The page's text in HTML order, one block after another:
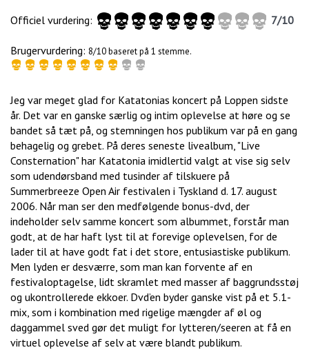
Officiel vurdering:
7/10
Brugervurdering: 8/10 baseret på 1 stemme.
Jeg var meget glad for Katatonias koncert på Loppen sidste
år. Det var en ganske særlig og intim oplevelse at høre og se
bandet så tæt på, og stemningen hos publikum var på en gang
behagelig og grebet. På deres seneste livealbum, "Live
Consternation" har Katatonia imidlertid valgt at vise sig selv
som udendørsband med tusinder af tilskuere på
Summerbreeze Open Air festivalen i Tyskland d. 17. august
2006. Når man ser den medfølgende bonus-dvd, der
indeholder selv samme koncert som albummet, forstår man
godt, at de har haft lyst til at forevige oplevelsen, for de
lader til at have godt fat i det store, entusiastiske publikum.
Men lyden er desværre, som man kan forvente af en
festivaloptagelse, lidt skramlet med masser af baggrundsstøj
og ukontrollerede ekkoer. Dvd’en byder ganske vist på et 5.1-
mix, som i kombination med rigelige mængder af øl og
daggammel sved gør det muligt for lytteren/seeren at få en
virtuel oplevelse af selv at være blandt publikum.